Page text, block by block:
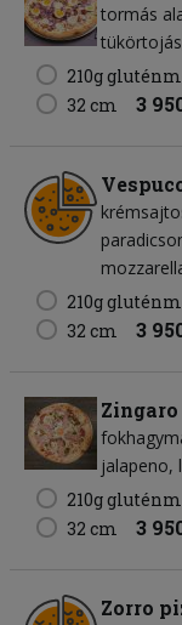
tormás
tükörtojás
210g
32 cm 3
210g
32 cm 3
jalapeno
210g
32 cm 3
Zorro